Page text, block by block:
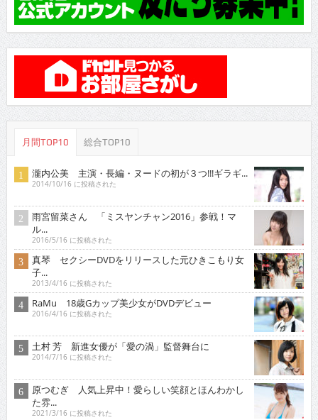
月間TOP10 総合TOP10
瀧内公美 主演・長編・ヌードの初が３つ!!!ギラギ...
2014/10/16 に投稿された
雨宮留菜さん 「ミスヤンチャン2016」参戦！マ
ル...
2016/5/16 に投稿された
真琴 セクシーDVDをリリースした元ひきこもり女
子...
2013/4/16 に投稿された
RaMu 18歳Gカップ美少女がDVDデビュー
2016/4/16 に投稿された
土村 芳 新進女優が「愛の渦」監督舞台に
2014/7/16 に投稿された
原つむぎ 人気上昇中！愛らしい笑顔とほんわかし
た雰...
2021/3/16 に投稿された